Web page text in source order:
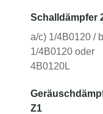
Schalldämpfer
a/c) 1/4B0120 /
1/4B0120 oder
4B0120L
Z1